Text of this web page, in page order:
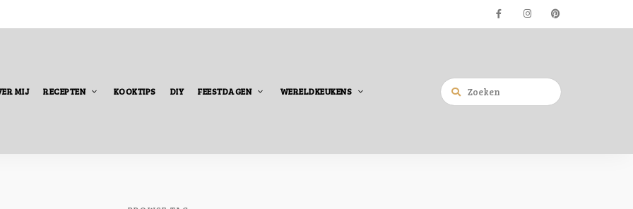
MIJ RECEPTEN KOOKTIPS DIY FEESTDAGEN WERELDKEUKENS